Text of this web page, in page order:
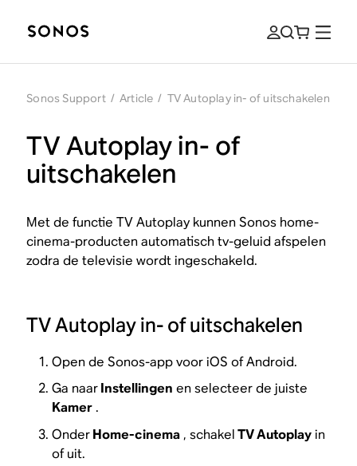
Sonos Support / Article / TV Autoplay in- of uitschakelen
TV Autoplay in- of
uitschakelen
Met de functie TV Autoplay kunnen Sonos home-
cinema-producten automatisch tv-geluid afspelen
zodra de televisie wordt ingeschakeld.
TV Autoplay in- of uitschakelen
Open de Sonos-app voor iOS of Android.
Ga naarInstellingen en selecteer de juiste
Kamer.
OnderHome-cinema , schakelTV Autoplayin
of uit.